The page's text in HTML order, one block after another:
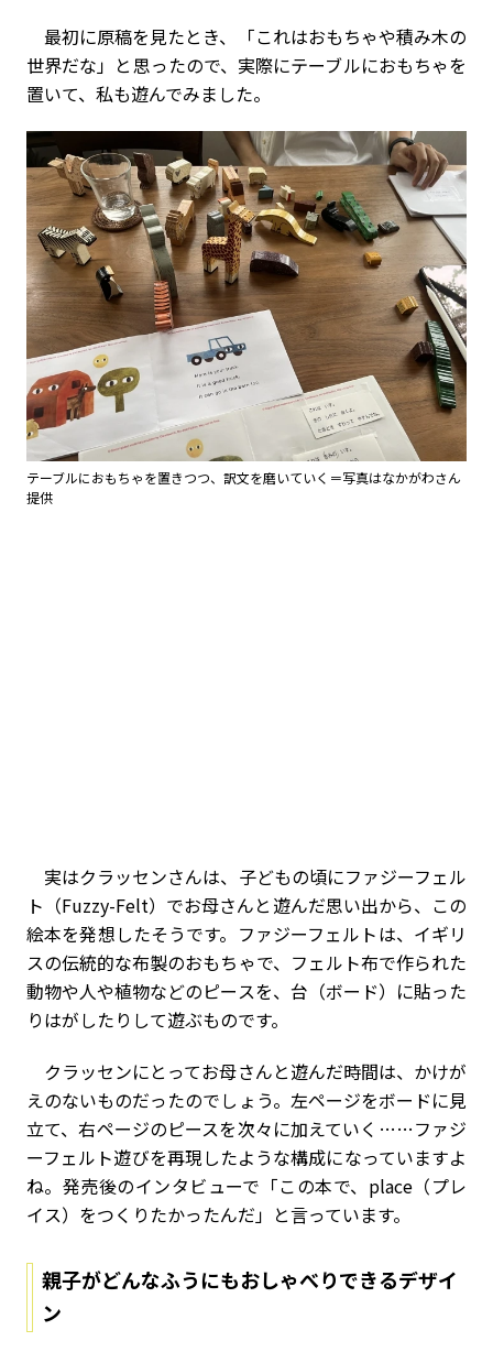
最初に原稿を見たとき、「これはおもちゃや積み木の
世界だな」と思ったので、実際にテーブルにおもちゃを
置いて、私も遊んでみました。
テーブルにおもちゃを置きつつ、訳文を磨いていく＝写真はなかがわさん
提供
実はクラッセンさんは、子どもの頃にファジーフェル
ト（Fuzzy-Felt）でお母さんと遊んだ思い出から、この
絵本を発想したそうです。ファジーフェルトは、イギリ
スの伝統的な布製のおもちゃで、フェルト布で作られた
動物や人や植物などのピースを、台（ボード）に貼った
りはがしたりして遊ぶものです。
クラッセンにとってお母さんと遊んだ時間は、かけが
えのないものだったのでしょう。左ページをボードに見
立て、右ページのピースを次々に加えていく……ファジ
ーフェルト遊びを再現したような構成になっていますよ
ね。発売後のインタビューで「この本で、place（プレ
イス）をつくりたかったんだ」と言っています。
親子がどんなふうにもおしゃべりできるデザイ
ン